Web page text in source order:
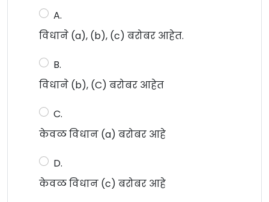
A.
विधाने (a), (b), (c) बरोबर आहेत.
B.
विधाने (b), (C) बरोबर आहेत
C.
केवळ विधान (a) बरोबर आहे
D.
केवळ विधान (c) बरोबर आहे